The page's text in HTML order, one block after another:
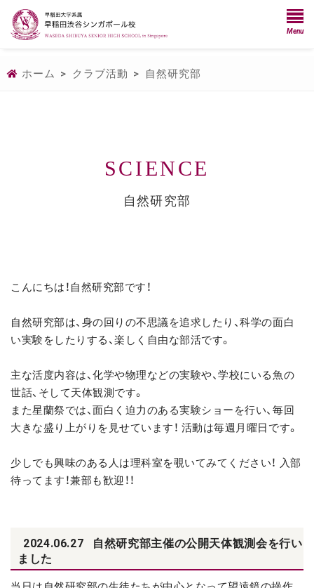
Menu
ホーム > クラブ活動 > 自然研究部
SCIENCE
自然研究部
こんにちは！自然研究部です！
自然研究部は、身の回りの不思議を追求したり、科学の面白
い実験をしたりする、楽しく自由な部活です。
主な活度内容は、化学や物理などの実験や、学校にいる魚の
世話、そして天体観測です。
また星蘭祭では、面白く迫力のある実験ショーを行い、毎回
大きな盛り上がりを見せています！ 活動は毎週月曜日です。
少しでも興味のある人は理科室を覗いてみてください！ 入部
待ってます！兼部も歓迎！！
2024.06.27
自然研究部主催の公開天体観測会を行い
ました